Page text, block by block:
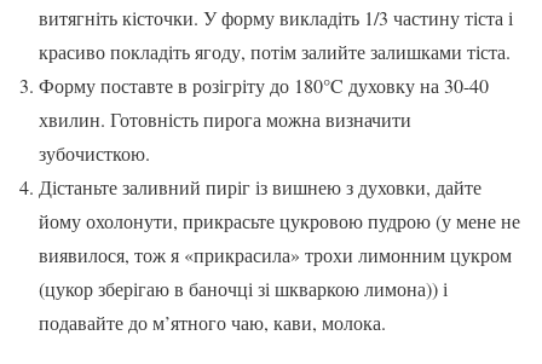
витягніть кісточки. У форму викладіть 1/3 частину тіста і
красиво покладіть ягоду, потім залийте залишками тіста.
Форму поставте в розігріту до 180°C духовку на 30-40
хвилин. Готовність пирога можна визначити
зубочисткою.
Дістаньте заливний пиріг із вишнею з духовки, дайте
йому охолонути, прикрасьте цукровою пудрою (у мене не
виявилося, тож я «прикрасила» трохи лимонним цукром
(цукор зберігаю в баночці зі шкваркою лимона)) і
подавайте до м’ятного чаю, кави, молока.